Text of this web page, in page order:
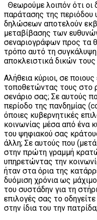
Θεωρούμε λοιπόν ότι οι
παράτασης της
δηλώσεων αποτελούν
μεταβίβασης των
σεναριογράφων προς τα
τρόπο αυτό τη
αποκλειστικά δικών
Αλήθεια κύριοι, σε
τοποθετώντας τους στο
σενάριο σας; Σε αυτούς
περίοδο της πανδημίας
όποιες κυβερνητικές
κοινωνίας μέσα από
του ψηφιακού σας
άλλη; Σε αυτούς που
στην πρώτη γραμμή
υπηρετώντας την
ήταν στα όρια της
δυόμιση χρόνια ως
του συστάδην για τη
επιλογές σας το
στην ίδια του την